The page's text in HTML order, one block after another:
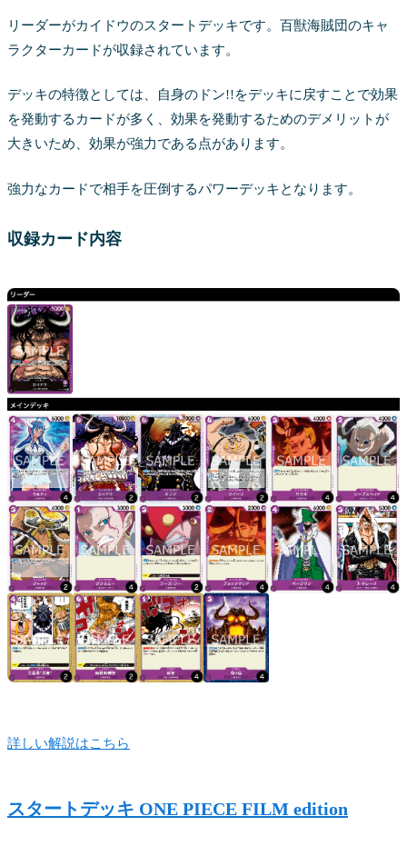
リーダーがカイドウのスタートデッキです。百獣海賊団のキャ
ラクターカードが収録されています。
デッキの特徴としては、自身のドン!!をデッキに戻すことで効果
を発動するカードが多く、効果を発動するためのデメリットが
大きいため、効果が強力である点があります。
強力なカードで相手を圧倒するパワーデッキとなります。
収録カード内容
詳しい解説はこちら
スタートデッキ ONE PIECE FILM edition